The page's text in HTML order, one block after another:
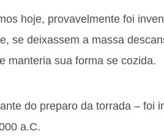
hoje, provavelmente foi
se deixassem a massa
manteria sua forma se cozida.
do preparo da torrada – foi
a.C.